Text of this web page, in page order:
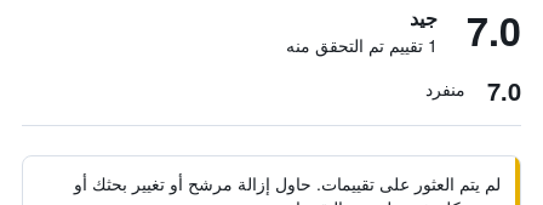
7.0 جيد
1 تقييم تم التحقق منه
7.0 منفرد
لم يتم العثور على تقييمات. حاول إزالة مرشح أو تغيير بحثك أو